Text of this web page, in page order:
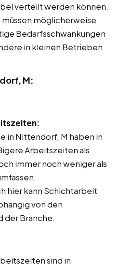
verteilt werden können.
müssen möglicherweise
Bedarfsschwankungen
in kleinen Betrieben
M:
in Nittendorf, M haben in
Arbeitszeiten als
immer noch weniger als
hier kann Schichtarbeit
von den
der Branche.
sind in